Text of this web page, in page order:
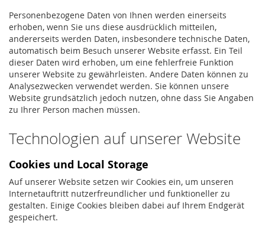
Personenbezogene Daten von Ihnen werden einerseits
erhoben, wenn Sie uns diese ausdrücklich mitteilen,
andererseits werden Daten, insbesondere technische Daten,
automatisch beim Besuch unserer Website erfasst. Ein Teil
dieser Daten wird erhoben, um eine fehlerfreie Funktion
unserer Website zu gewährleisten. Andere Daten können zu
Analysezwecken verwendet werden. Sie können unsere
Website grundsätzlich jedoch nutzen, ohne dass Sie Angaben
zu Ihrer Person machen müssen.
Technologien auf unserer Website
Cookies und Local Storage
Auf unserer Website setzen wir Cookies ein, um unseren
Internetauftritt nutzerfreundlicher und funktioneller zu
gestalten. Einige Cookies bleiben dabei auf Ihrem Endgerät
gespeichert.